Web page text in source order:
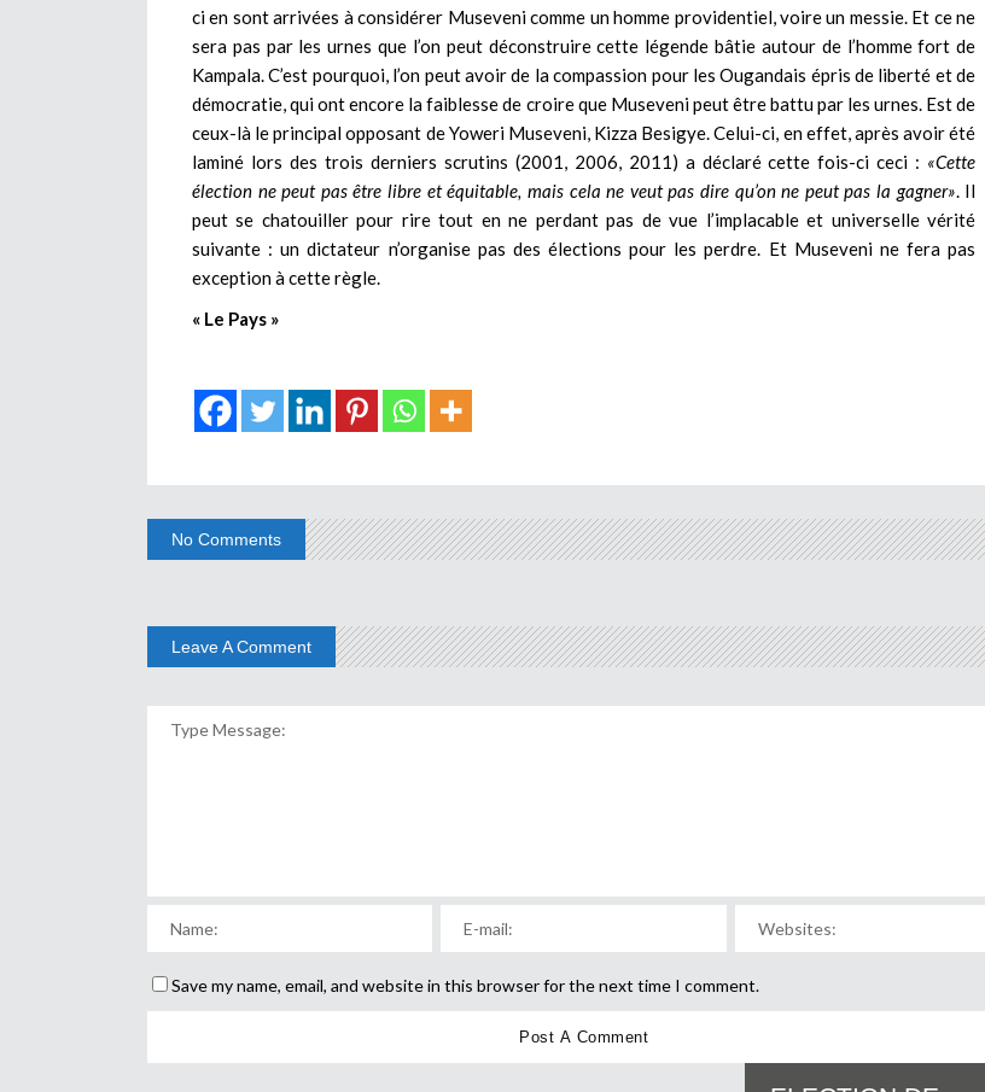
ci en sont arrivées à considérer Museveni comme un homme providentiel, voire un messie. Et ce ne
sera pas par les urnes que l’on peut déconstruire cette légende bâtie autour de l’homme fort de
Kampala. C’est pourquoi, l’on peut avoir de la compassion pour les Ougandais épris de liberté et de
démocratie, qui ont encore la faiblesse de croire que Museveni peut être battu par les urnes. Est de
ceux-là le principal opposant de Yoweri Museveni, Kizza Besigye. Celui-ci, en effet, après avoir été
laminé lors des trois derniers scrutins (2001, 2006, 2011) a déclaré cette fois-ci ceci : «Cette
élection ne peut pas être libre et équitable, mais cela ne veut pas dire qu’on ne peut pas la gagner». Il
peut se chatouiller pour rire tout en ne perdant pas de vue l’implacable et universelle vérité
suivante : un dictateur n’organise pas des élections pour les perdre. Et Museveni ne fera pas
exception à cette règle.
« Le Pays »
No Comments
Leave A Comment
Save my name, email, and website in this browser for the next time I comment.